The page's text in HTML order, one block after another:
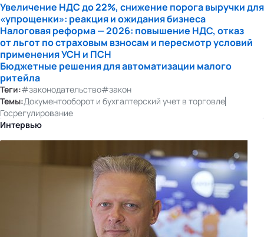
Увеличение НДС до 22%, снижение порога выручки для
«упрощенки»: реакция и ожидания бизнеса
Налоговая реформа — 2026: повышение НДС, отказ
от льгот по страховым взносам и пересмотр условий
применения УСН и ПСН
Бюджетные решения для автоматизации малого
ритейла
Теги:#законодательство#закон
Темы:Документооборот и бухгалтерский учет в торговле
Госрегулирование
Интервью